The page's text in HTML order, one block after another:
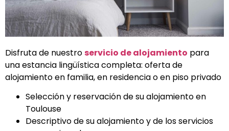
Disfruta de nuestroservicio de alojamiento para
una estancia lingüística completa: oferta de
alojamiento en familia, en residencia o en piso privado
Selección y reservación de su alojamiento en
Toulouse
Descriptivo de su alojamiento y de los servicios